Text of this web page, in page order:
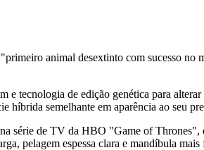
animal desextinto com sucesso
e tecnologia de edição genética para
híbrida semelhante em aparência ao seu
série de TV da HBO "Game of
pelagem espessa clara e mandíbula mais